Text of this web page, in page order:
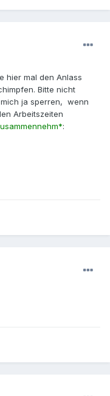
hier mal den Anlass
Bitte nicht
ja sperren, wenn
Arbeitszeiten
: